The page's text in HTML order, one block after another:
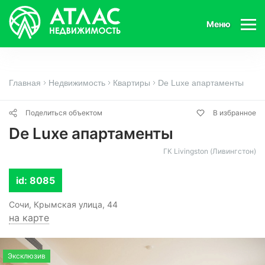
Меню
Главная Недвижимость Квартиры De Luxe апартаменты
Поделиться объектом В избранное
De Luxe апартаменты
ГК Livingston (Ливингстон)
id: 8085
Сочи, Крымская улица, 44
на карте
Эксклюзив